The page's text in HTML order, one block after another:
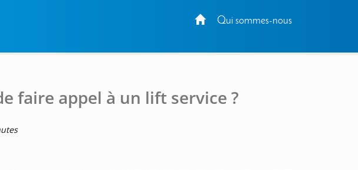
Qui sommes-nous
faire appel à un lift service ?